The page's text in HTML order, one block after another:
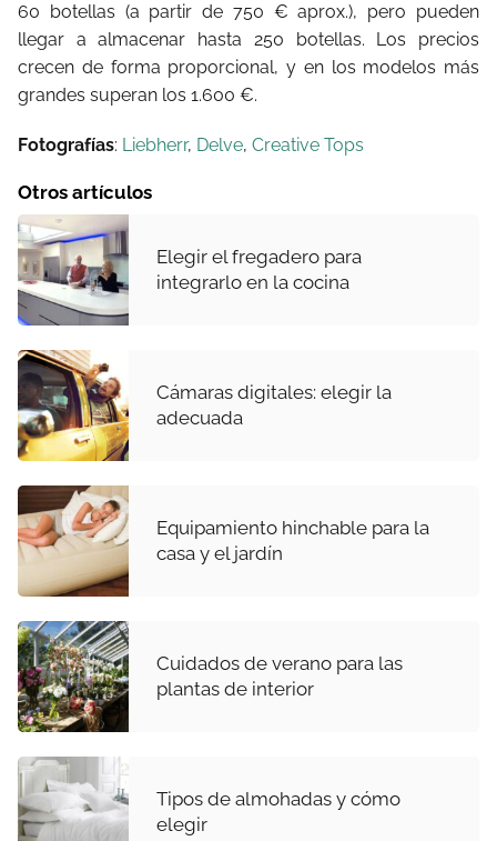
60 botellas (a partir de 750 € aprox.), pero pueden
llegar a almacenar hasta 250 botellas. Los precios
crecen de forma proporcional, y en los modelos más
grandes superan los 1.600 €.
Fotografías: Liebherr, Delve, Creative Tops
Otros artículos
Elegir el fregadero para
integrarlo en la cocina
Cámaras digitales: elegir la
adecuada
Equipamiento hinchable para la
casa y el jardín
Cuidados de verano para las
plantas de interior
Tipos de almohadas y cómo
elegir